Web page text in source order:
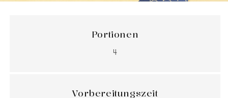
Portionen
4
Vorbereitungszeit